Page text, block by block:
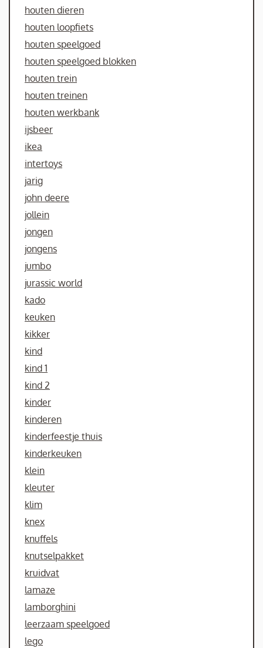
houten dieren
houten loopfiets
houten speelgoed
houten speelgoed blokken
houten trein
houten treinen
houten werkbank
ijsbeer
ikea
intertoys
jarig
john deere
jollein
jongen
jongens
jumbo
jurassic world
kado
keuken
kikker
kind
kind 1
kind 2
kinder
kinderen
kinderfeestje thuis
kinderkeuken
klein
kleuter
klim
knex
knuffels
knutselpakket
kruidvat
lamaze
lamborghini
leerzaam speelgoed
lego